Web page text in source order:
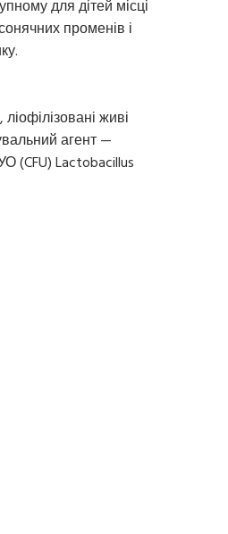
для дітей місці
променів і
живі
агент —
(CFU) Lactobacillus